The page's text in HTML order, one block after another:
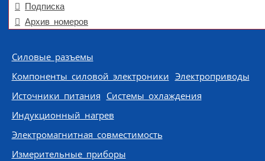
Подписка
Архив номеров
Skip to content
Силовые разъемы
Компоненты силовой электроники Электроприводы
Источники питания Системы охлаждения
Индукционный нагрев
Электромагнитная совместимость
Измерительные приборы